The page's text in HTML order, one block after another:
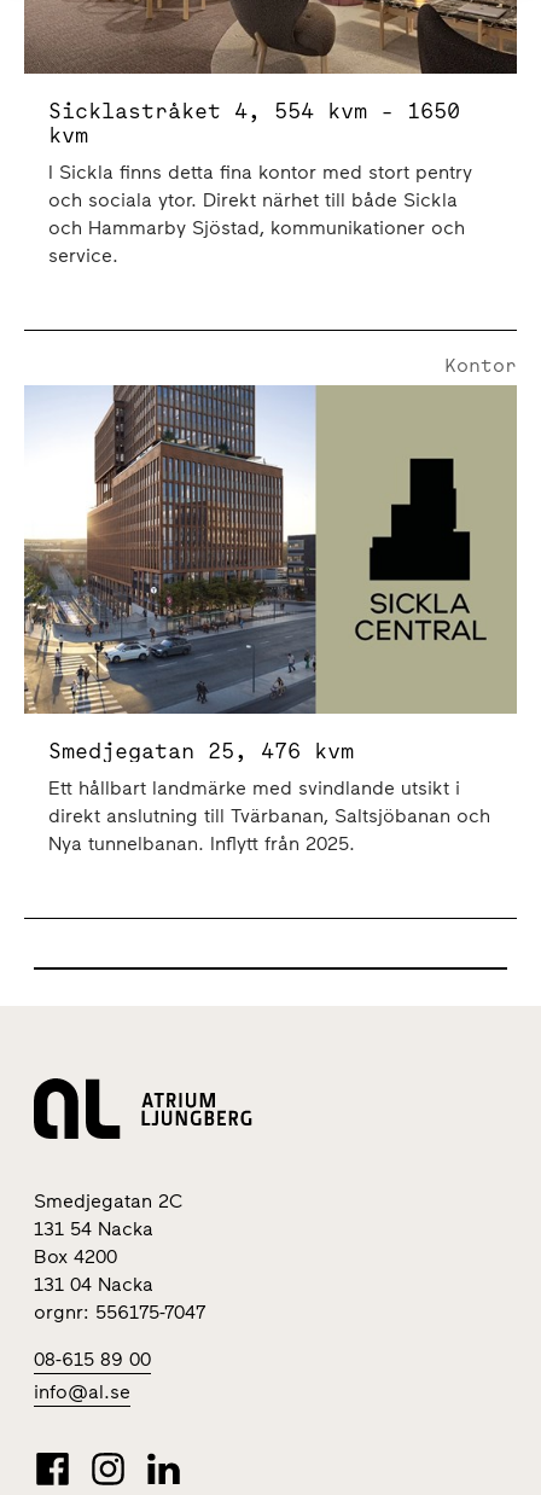
Sicklastråket 4, 554 kvm - 1650
kvm
I Sickla finns detta fina kontor med stort pentry
och sociala ytor. Direkt närhet till både Sickla
och Hammarby Sjöstad, kommunikationer och
service.
Smedjegatan 25 | 476 Kvm
Kontor
Smedjegatan 25, 476 kvm
Ett hållbart landmärke med svindlande utsikt i
direkt anslutning till Tvärbanan, Saltsjöbanan och
Nya tunnelbanan. Inflytt från 2025.
Smedjegatan 2C
131 54 Nacka
Box 4200
131 04 Nacka
orgnr: 556175-7047
08-615 89 00
info@al.se